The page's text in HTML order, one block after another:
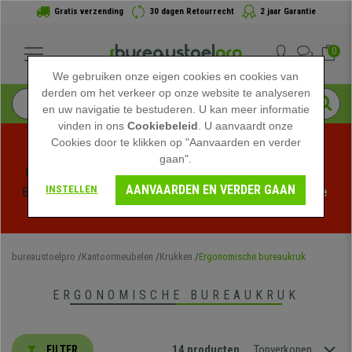
Gratis verzending 30 dagen Retourrecht 2 jaar Garantie
0
Profiteer van de Zomeruitverkoop bij bureaustoelpro!
Exclusieve kortingen voor een beperkte tijd - Bekijk de
bureaustoelpro Kantoormeubelen Krukken Ergonomische bureaukruk
ERGONOMISCHE BUREAUKRUK
We gebruiken onze eigen cookies en cookies van
derden om het verkeer op onze website te analyseren
en uw navigatie te bestuderen. U kan meer informatie
vinden in onsCookiebeleid . U aanvaardt onze
Cookies door te klikken op "Aanvaarden en verder
gaan".
INSTELLEN AANVAARDEN EN VERDER GAAN